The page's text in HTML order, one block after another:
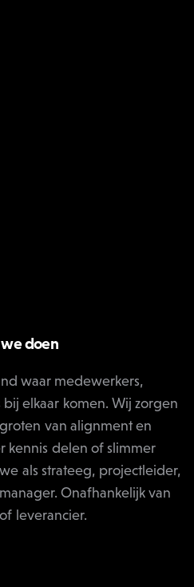
doen
waar medewerkers,
elkaar komen. Wij zorgen
van alignment en
kennis delen of slimmer
als strateeg, projectleider,
Onafhankelijk van
leverancier.